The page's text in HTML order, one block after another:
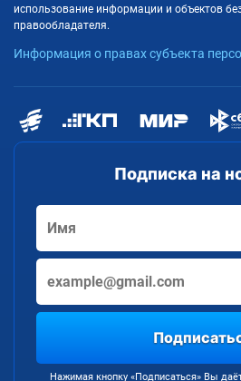
Подписка на
Нажимая кнопку «Подписаться» Вы
использование информации и объектов
правообладателя.
Информация о правах субъекта